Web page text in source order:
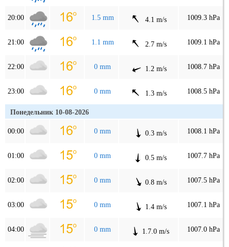
20:00 1.5 mm 4.1 m/s 1009.3 hPa
21:00 1.1 mm 2.7 m/s 1009.1 hPa
22:00 0 mm 1.2 m/s 1008.7 hPa
23:00 0 mm 1.3 m/s 1008.5 hPa
Понедельник 10-08-2026
00:00 0 mm 0.3 m/s 1008.1 hPa
01:00 0 mm 0.5 m/s 1007.7 hPa
02:00 0 mm 0.8 m/s 1007.5 hPa
03:00 0 mm 1.4 m/s 1007.1 hPa
04:00 0 mm 1.7.0 m/s 1007.0 hPa